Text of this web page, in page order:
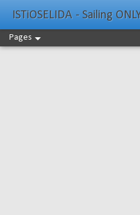
ISTiOSELIDA - Sailing
Pages